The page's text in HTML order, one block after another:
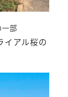
イアル桜の
部